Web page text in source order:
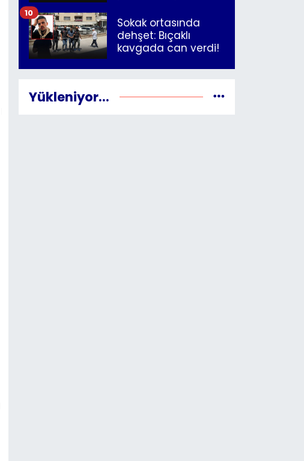
İzmir"
Sokak ortasında
dehşet: Bıçaklı
kavgada can verdi!
10
Yükleniyor...